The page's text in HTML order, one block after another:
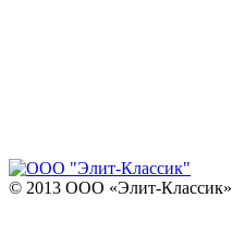
© 2013 ООО «Элит-Классик»